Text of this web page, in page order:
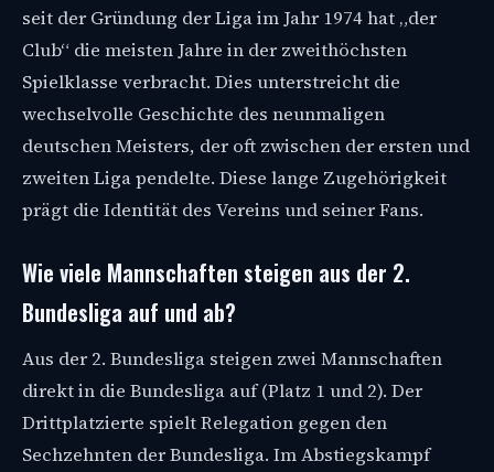
seit der Gründung der Liga im Jahr 1974 hat „der
Club“ die meisten Jahre in der zweithöchsten
Spielklasse verbracht. Dies unterstreicht die
wechselvolle Geschichte des neunmaligen
deutschen Meisters, der oft zwischen der ersten und
zweiten Liga pendelte. Diese lange Zugehörigkeit
prägt die Identität des Vereins und seiner Fans.
Wie viele Mannschaften steigen aus der 2.
Bundesliga auf und ab?
Aus der 2. Bundesliga steigen zwei Mannschaften
direkt in die Bundesliga auf (Platz 1 und 2). Der
Drittplatzierte spielt Relegation gegen den
Sechzehnten der Bundesliga. Im Abstiegskampf